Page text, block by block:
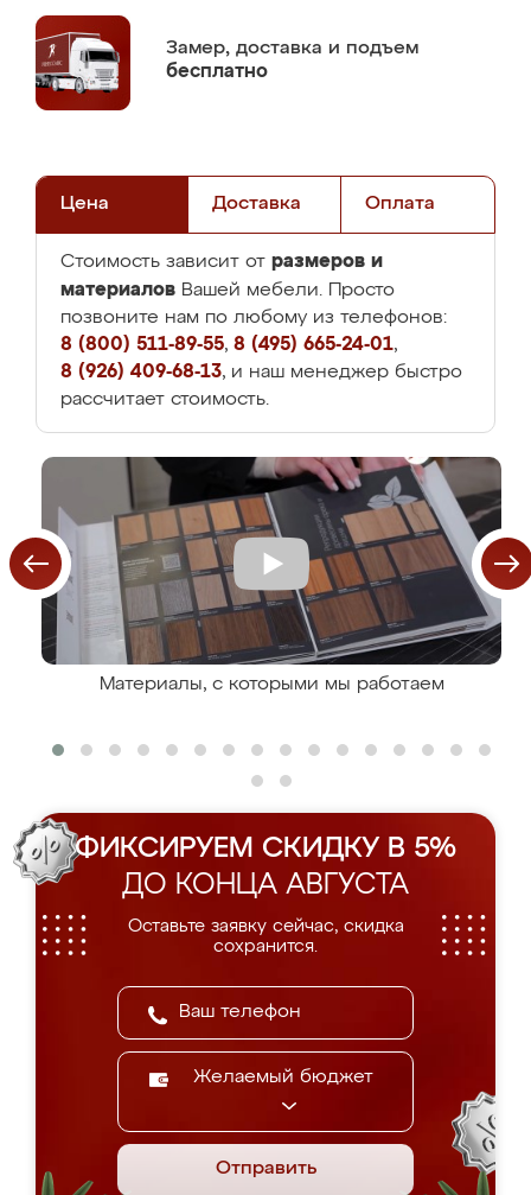
Замер, доставка и подъем
бесплатно
Цена Доставка Оплата
Стоимость зависит от размеров и
материалов Вашей мебели. Просто
позвоните нам по любому из телефонов:
8 (800) 511-89-55, 8 (495) 665-24-01,
8 (926) 409-68-13, и наш менеджер быстро
рассчитает стоимость.
Материалы, с которыми мы работаем
ФИКСИРУЕМ СКИДКУ В 5%
ДО КОНЦА АВГУСТА
Оставьте заявку сейчас, скидка
сохранится.
Желаемый бюджет
Отправить